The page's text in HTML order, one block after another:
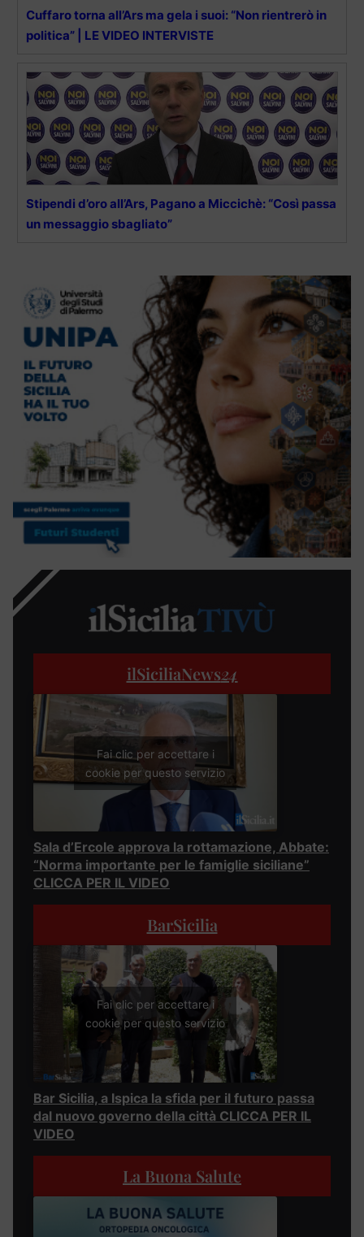
Cuffaro torna all’Ars ma gela i suoi: “Non rientrerò in
politica” | LE VIDEO INTERVISTE
Stipendi d’oro all’Ars, Pagano a Miccichè: “Così passa
un messaggio sbagliato”
ilSiciliaNews24
Fai clic per accettare i
cookie per questo servizio
Sala d’Ercole approva la rottamazione, Abbate:
“Norma importante per le famiglie siciliane”
CLICCA PER IL VIDEO
BarSicilia
Fai clic per accettare i
cookie per questo servizio
Bar Sicilia, a Ispica la sfida per il futuro passa
dal nuovo governo della città CLICCA PER IL
VIDEO
La Buona Salute